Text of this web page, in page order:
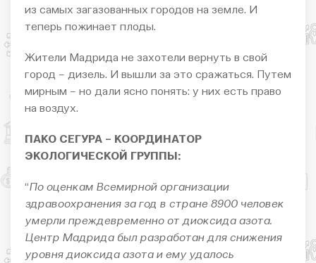
из самых загазованных городов на земле. И
теперь пожинает плоды.
Жители Мадрида не захотели вернуть в свой
город – дизель. И вышли за это сражаться. Путем
мирным – но дали ясно понять: у них есть право
на воздух.
ПАКО СЕГУРА – КООРДИНАТОР
ЭКОЛОГИЧЕСКОЙ ГРУППЫ:
“По оценкам Всемирной организации
здравоохранения за год в стране 8900 человек
умерли преждевременно от диоксида азота.
Центр Мадрида был разработан для снижения
уровня диоксида азота и ему удалось